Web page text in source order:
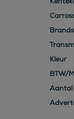
Kleur
BTW/
Aantal